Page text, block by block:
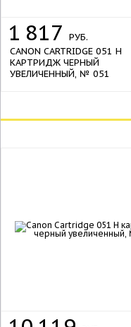
1 817 РУБ.
CANON CARTRIDGE 051 H
КАРТРИДЖ ЧЕРНЫЙ
УВЕЛИЧЕННЫЙ, № 051